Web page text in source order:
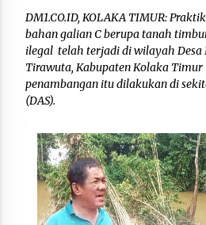
DM1.CO.ID, KOLAKA TIMUR:
bahan galian C berupa tanah
ilegal telah terjadi di wilayah Desa
Tirawuta, Kabupaten Kolaka
penambangan itu dilakukan di
(DAS).